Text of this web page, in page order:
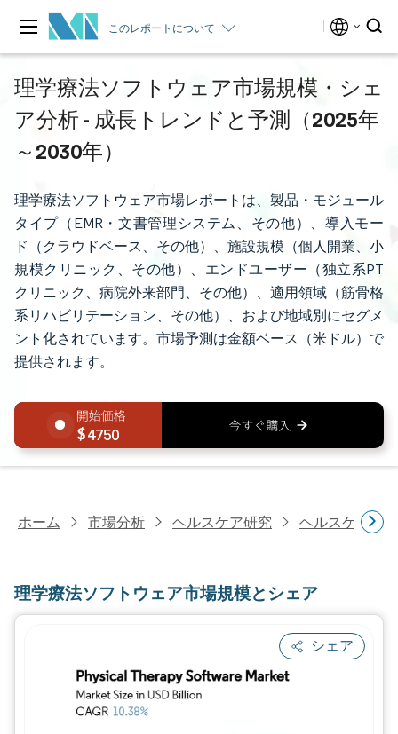
このレポートについて
理学療法ソフトウェア市場規模・シェ
ア分析 - 成長トレンドと予測（2025年
～2030年）
理学療法ソフトウェア市場レポートは、製品・モジュール
タイプ（EMR・文書管理システム、その他）、導入モー
ド（クラウドベース、その他）、施設規模（個人開業、小
規模クリニック、その他）、エンドユーザー（独立系PT
クリニック、病院外来部門、その他）、適用領域（筋骨格
系リハビリテーション、その他）、および地域別にセグメ
ント化されています。市場予測は金額ベース（米ドル）で
提供されます。
4750
ホーム 市場分析 ヘルスケア研究 ヘルスケアIT
理学療法ソフトウェア市場規模とシェア
シェア